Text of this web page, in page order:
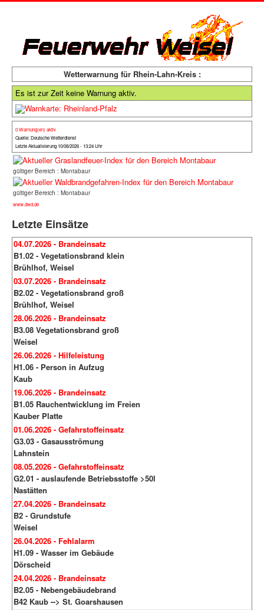
Wetterwarnung für Rhein-Lahn-Kreis :
Es ist zur Zeit keine Warnung aktiv.
0 Warnung(en) aktiv
Quelle: Deutsche Wetterdienst
Letzte Aktualisierung 10/08/2026 - 13:24 Uhr
gültiger Bereich : Montabaur
gültiger Bereich : Montabaur
www.dwd.de
Letzte Einsätze
04.07.2026 - Brandeinsatz
B1.02 - Vegetationsbrand klein
Brühlhof, Weisel
03.07.2026 - Brandeinsatz
B2.02 - Vegetationsbrand groß
Brühlhof, Weisel
28.06.2026 - Brandeinsatz
B3.08 Vegetationsbrand groß
Weisel
26.06.2026 - Hilfeleistung
H1.06 - Person in Aufzug
Kaub
19.06.2026 - Brandeinsatz
B1.05 Rauchentwicklung im Freien
Kauber Platte
01.06.2026 - Gefahrstoffeinsatz
G3.03 - Gasausströmung
Lahnstein
08.05.2026 - Gefahrstoffeinsatz
G2.01 - auslaufende Betriebsstoffe >50l
Nastätten
27.04.2026 - Brandeinsatz
B2 - Grundstufe
Weisel
26.04.2026 - Fehlalarm
H1.09 - Wasser im Gebäude
Dörscheid
24.04.2026 - Brandeinsatz
B2.05 - Nebengebäudebrand
B42 Kaub --> St. Goarshausen